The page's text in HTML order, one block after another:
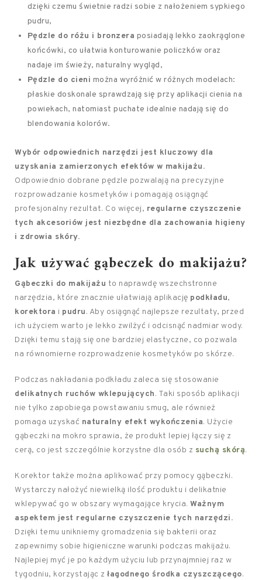
dzięki czemu świetnie radzi sobie z nałożeniem sypkiego
pudru,
Pędzle do różu i bronzera posiadają lekko zaokrąglone
końcówki, co ułatwia konturowanie policzków oraz
nadaje im świeży, naturalny wygląd,
Pędzle do cieni można wyróżnić w różnych modelach:
płaskie doskonale sprawdzają się przy aplikacji cienia na
powiekach, natomiast puchate idealnie nadają się do
blendowania kolorów.
Wybór odpowiednich narzędzi jest kluczowy dla
uzyskania zamierzonych efektów w makijażu.
Odpowiednio dobrane pędzle pozwalają na precyzyjne
rozprowadzanie kosmetyków i pomagają osiągnąć
profesjonalny rezultat. Co więcej, regularne czyszczenie
tych akcesoriów jest niezbędne dla zachowania higieny
i zdrowia skóry.
Jak używać gąbeczek do makijażu?
Gąbeczki do makijażu to naprawdę wszechstronne
narzędzia, które znacznie ułatwiają aplikację podkładu,
korektora i pudru. Aby osiągnąć najlepsze rezultaty, przed
ich użyciem warto je lekko zwilżyć i odcisnąć nadmiar wody.
Dzięki temu stają się one bardziej elastyczne, co pozwala
na równomierne rozprowadzenie kosmetyków po skórze.
Podczas nakładania podkładu zaleca się stosowanie
delikatnych ruchów wklepujących. Taki sposób aplikacji
nie tylko zapobiega powstawaniu smug, ale również
pomaga uzyskać naturalny efekt wykończenia. Użycie
gąbeczki na mokro sprawia, że produkt lepiej łączy się z
cerą, co jest szczególnie korzystne dla osób z suchą skórą.
Korektor także można aplikować przy pomocy gąbeczki.
Wystarczy nałożyć niewielką ilość produktu i delikatnie
wklepywać go w obszary wymagające krycia. Ważnym
aspektem jest regularne czyszczenie tych narzędzi.
Dzięki temu unikniemy gromadzenia się bakterii oraz
zapewnimy sobie higieniczne warunki podczas makijażu.
Najlepiej myć je po każdym użyciu lub przynajmniej raz w
tygodniu, korzystając z łagodnego środka czyszczącego.